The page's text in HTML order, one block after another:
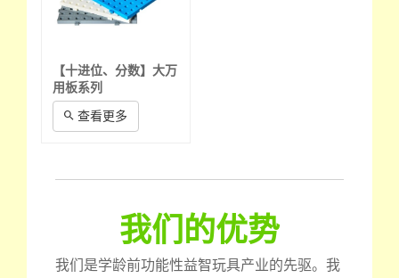
【十进位、分数】大万
用板系列
查看更多
我们的优势
我们是学龄前功能性益智玩具产业的先驱。我